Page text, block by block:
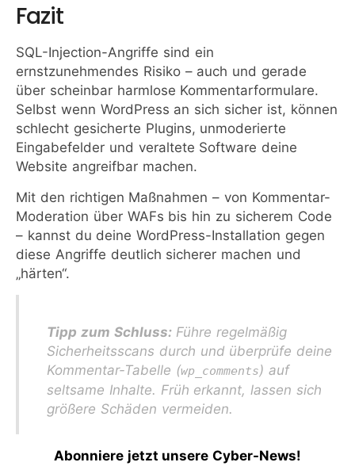
Fazit
SQL-Injection-Angriffe sind ein
ernstzunehmendes Risiko – auch und gerade
über scheinbar harmlose Kommentarformulare.
Selbst wenn WordPress an sich sicher ist, können
schlecht gesicherte Plugins, unmoderierte
Eingabefelder und veraltete Software deine
Website angreifbar machen.
Mit den richtigen Maßnahmen – von Kommentar-
Moderation über WAFs bis hin zu sicherem Code
– kannst du deine WordPress-Installation gegen
diese Angriffe deutlich sicherer machen und
„härten“.
Tipp zum Schluss:Führe regelmäßig
Sicherheitsscans durch und überprüfe deine
Kommentar-Tabelle (wp_comments) auf
seltsame Inhalte. Früh erkannt, lassen sich
größere Schäden vermeiden.
Abonniere jetzt unsere Cyber-News!